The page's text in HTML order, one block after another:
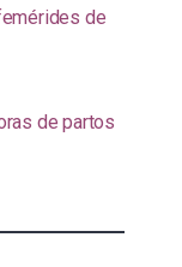
de
de partos